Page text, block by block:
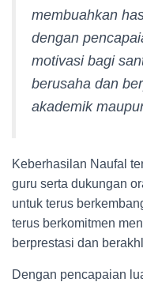
membuahkan
dengan
motivasi bagi
berusaha dan
akademik
Keberhasilan Naufal
guru serta dukungan
untuk terus
terus berkomitmen
berprestasi dan
Dengan pencapaian